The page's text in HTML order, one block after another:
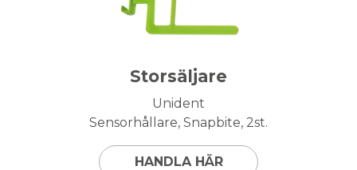
Storsäljare
Unident
Sensorhållare, Snapbite, 2st.
HANDLA HÄR